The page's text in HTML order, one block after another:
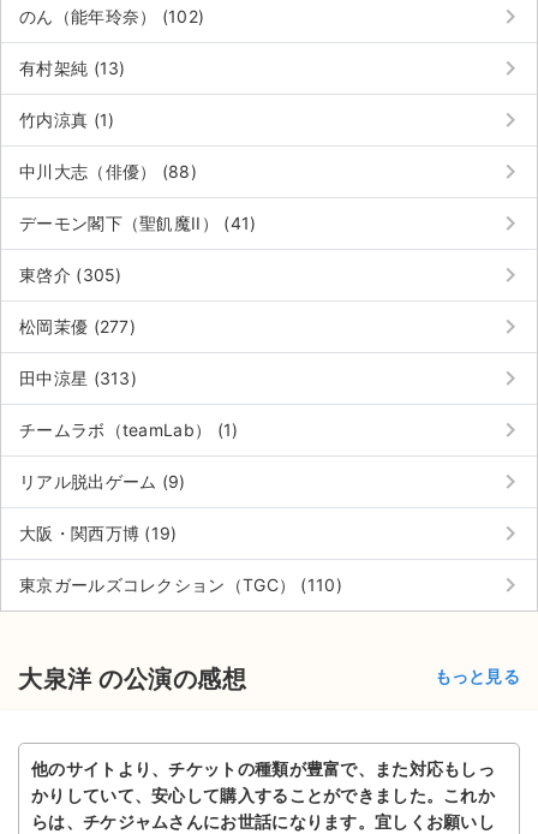
サイト情報
チケットジャム運営会社
チケットジャム利用規約
プライバシーポリシー
特定商取引法に基づく表記
公演登録依頼
不正転売禁止法について
チケットジャムの取り組み
音楽情報
のん（能年玲奈） (102) keyboard_arrow_right
有村架純 (13) keyboard_arrow_right
竹内涼真 (1) keyboard_arrow_right
中川大志（俳優） (88) keyboard_arrow_right
デーモン閣下（聖飢魔II） (41) keyboard_arrow_right
東啓介 (305) keyboard_arrow_right
松岡茉優 (277) keyboard_arrow_right
田中涼星 (313) keyboard_arrow_right
チームラボ（teamLab） (1) keyboard_arrow_right
リアル脱出ゲーム (9) keyboard_arrow_right
大阪・関西万博 (19) keyboard_arrow_right
東京ガールズコレクション（TGC） (110) keyboard_arrow_right
大泉洋 の公演の感想 もっと見る
他のサイトより、チケットの種類が豊富で、また対応もしっ
かりしていて、安心して購入することができました。これか
らは、チケジャムさんにお世話になります。宜しくお願いし